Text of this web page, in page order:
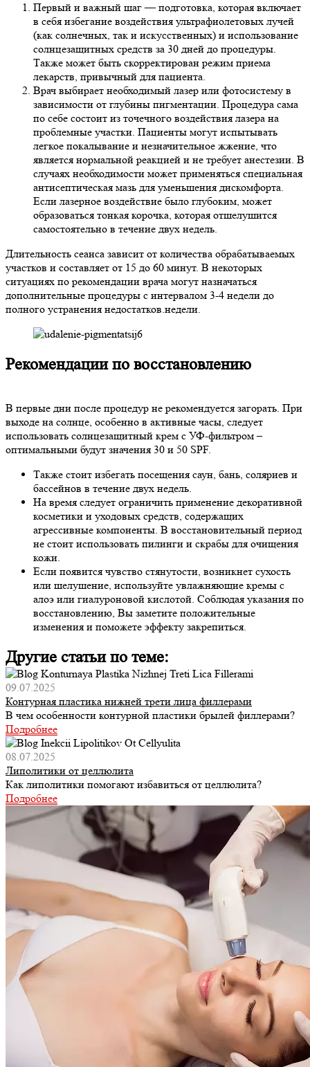
Первый и важный шаг — подготовка, которая включает
в себя избегание воздействия ультрафиолетовых лучей
(как солнечных, так и искусственных) и использование
солнцезащитных средств за 30 дней до процедуры.
Также может быть скорректирован режим приема
лекарств, привычный для пациента.
Врач выбирает необходимый лазер или фотосистему в
зависимости от глубины пигментации. Процедура сама
по себе состоит из точечного воздействия лазера на
проблемные участки. Пациенты могут испытывать
легкое покалывание и незначительное жжение, что
является нормальной реакцией и не требует анестезии. В
случаях необходимости может применяться специальная
антисептическая мазь для уменьшения дискомфорта.
Если лазерное воздействие было глубоким, может
образоваться тонкая корочка, которая отшелушится
самостоятельно в течение двух недель.
Длительность сеанса зависит от количества обрабатываемых
участков и составляет от 15 до 60 минут. В некоторых
ситуациях по рекомендации врача могут назначаться
дополнительные процедуры с интервалом 3-4 недели до
полного устранения недостатков.недели.
Рекомендации по восстановлению
В первые дни после процедур не рекомендуется загорать. При
выходе на солнце, особенно в активные часы, следует
использовать солнцезащитный крем с УФ-фильтром –
оптимальными будут значения 30 и 50 SPF.
Также стоит избегать посещения саун, бань, соляриев и
бассейнов в течение двух недель.
На время следует ограничить применение декоративной
косметики и уходовых средств, содержащих
агрессивные компоненты. В восстановительный период
не стоит использовать пилинги и скрабы для очищения
кожи.
Если появится чувство стянутости, возникнет сухость
или шелушение, используйте увлажняющие кремы с
алоэ или гиалуроновой кислотой. Соблюдая указания по
восстановлению, Вы заметите положительные
изменения и поможете эффекту закрепиться.
Другие статьи по теме:
09.07.2025
Контурная пластика нижней трети лица филлерами
В чем особенности контурной пластики брылей филлерами?
Подробнее
08.07.2025
Липолитики от целлюлита
Как липолитики помогают избавиться от целлюлита?
Подробнее